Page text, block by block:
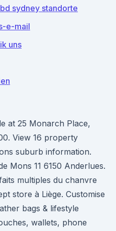
sydney standorte
e-mail
uns
at 25 Monarch Place,
View 16 property
suburb information.
Mons 11 6150 Anderlues.
multiples du chanvre
store à Liège. Customise
bags & lifestyle
wallets, phone